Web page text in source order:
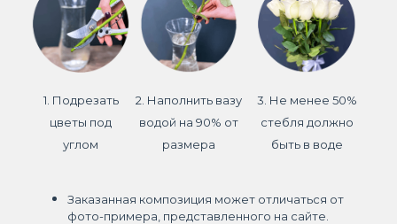
1. Подрезать
цветы под
углом
2. Наполнить вазу
водой на 90% от
размера
3. Не менее 50%
стебля должно
быть в воде
Заказанная композиция может отличаться от
фото-примера, представленного на сайте.